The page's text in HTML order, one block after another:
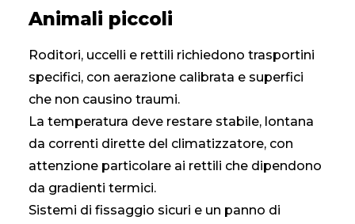
Animali piccoli
Roditori, uccelli e rettili richiedono trasportini
specifici, con aerazione calibrata e superfici
che non causino traumi.
La temperatura deve restare stabile, lontana
da correnti dirette del climatizzatore, con
attenzione particolare ai rettili che dipendono
da gradienti termici.
Sistemi di fissaggio sicuri e un panno di